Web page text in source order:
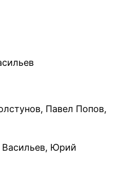
Павел Попов,
Юрий